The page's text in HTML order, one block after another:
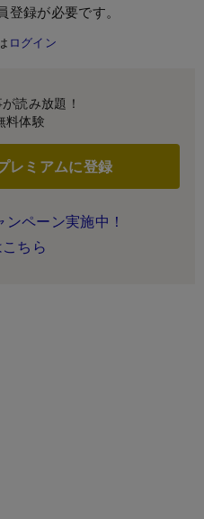
録が必要です。
ログイン
読み放題！
料体験
レミアムに登録
ペーン実施中！
ちら